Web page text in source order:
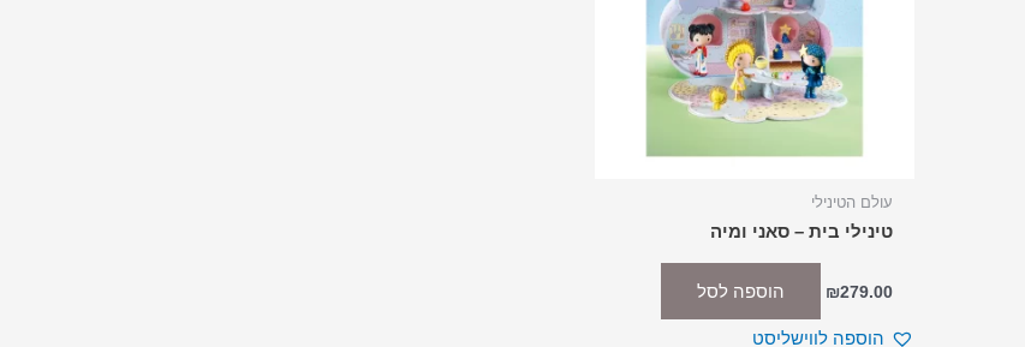
עולם הטינילי
טינילי בית – סאני ומיה
₪279.00 הוספה לסל
הוספה לווישליסט